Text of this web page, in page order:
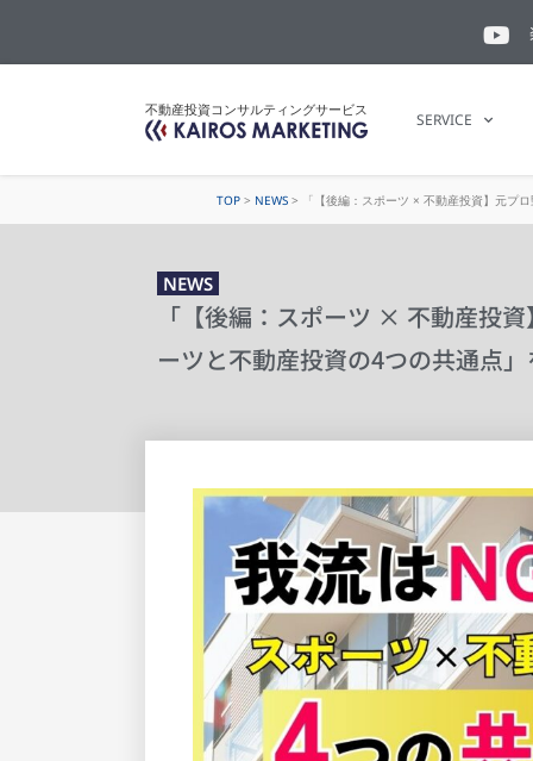
不動産投資コンサルティングサービス
SERVICE
TOP > NEWS > 「【後編：スポーツ × 不動産投資】元プ
NEWS
「【後編：スポーツ × 不動産投
ーツと不動産投資の4つの共通点